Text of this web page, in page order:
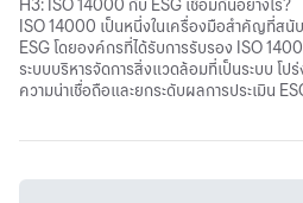
H3: ISO 14000 กับ ESG เชื่อมกันอย่างไร?
ISO 14000 เป็นหนึ่งในเครื่องมือสำคัญที่สนั
ESG โดยองค์กรที่ได้รับการรับรอง ISO
ระบบบริหารจัดการสิ่งแวดล้อมที่เป็นระบบ โป
ความน่าเชื่อถือและยกระดับผลการประเมิน